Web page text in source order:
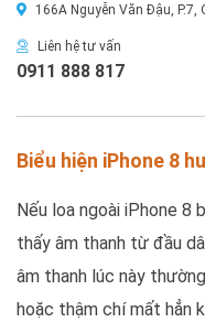
166A Nguyễn Văn Đậu, P.7,
Liên hệ tư vấn
0911 888 817
Biểu hiện iPhone 8
Nếu loa ngoài iPhone 8
thấy âm thanh từ đầu
âm thanh lúc này
hoặc thậm chí mất hẳn